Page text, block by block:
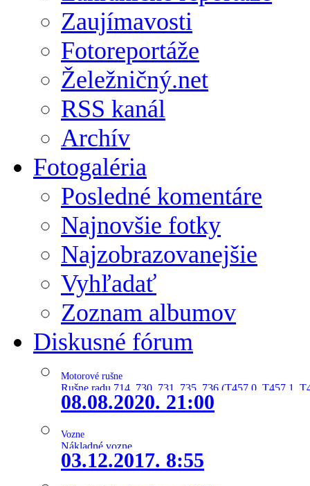
Zaujímavosti
Fotoreportáže
Želežničný.net
RSS kanál
Archív
Fotogaléria
Posledné komentáre
Najnovšie fotky
Najzobrazovanejšie
Vyhľadať
Zoznam albumov
Diskusné fórum
Motorové rušne
Rušne radu 714, 730, 731, 735, 736 (T457.0, T457.1,
08.08.2020. 21:00
Vozne
Nákladné vozne
03.12.2017. 8:55